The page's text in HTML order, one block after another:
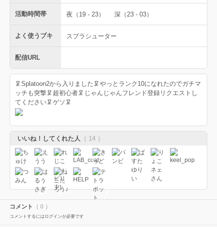
活動時間帯 夜（19 - 23） 深（23 - 03）
よく使うブキ スプラシューター
配信URL
🦑Splatoon2から入りました🦑やっとランク10になれたのでガチマ
ッチも突撃🦑超初心者🦑じゃんじゃんフレンド登録リクエストし
てください🦑ゲソ🦑
いいね！してくれた人 （ 14 ）
コメント （ 0 ）
コメントするにはログインが必要です